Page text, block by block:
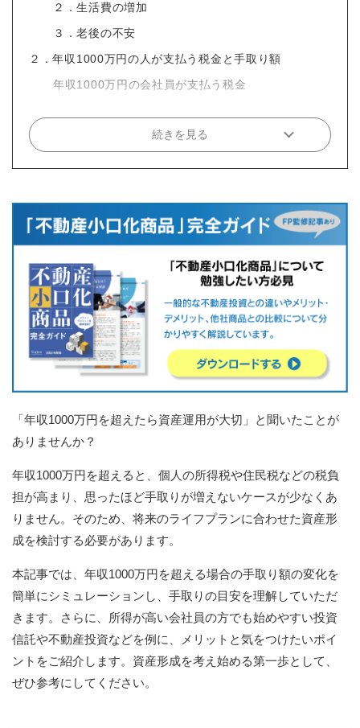
２．生活費の増加
３．老後の不安
２．年収1000万円の人が支払う税金と手取り額
年収1000万円の会社員が支払う税金
続きを見る
「年収1000万円を超えたら資産運用が大切」と聞いたことが
ありませんか？
年収1000万円を超えると、個人の所得税や住民税などの税負
担が高まり、思ったほど手取りが増えないケースが少なくあ
りません。そのため、将来のライフプランに合わせた資産形
成を検討する必要があります。
本記事では、年収1000万円を超える場合の手取り額の変化を
簡単にシミュレーションし、手取りの目安を理解していただ
きます。さらに、所得が高い会社員の方でも始めやすい投資
信託や不動産投資などを例に、メリットと気をつけたいポイ
ントをご紹介します。資産形成を考え始める第一歩として、
ぜひ参考にしてください。